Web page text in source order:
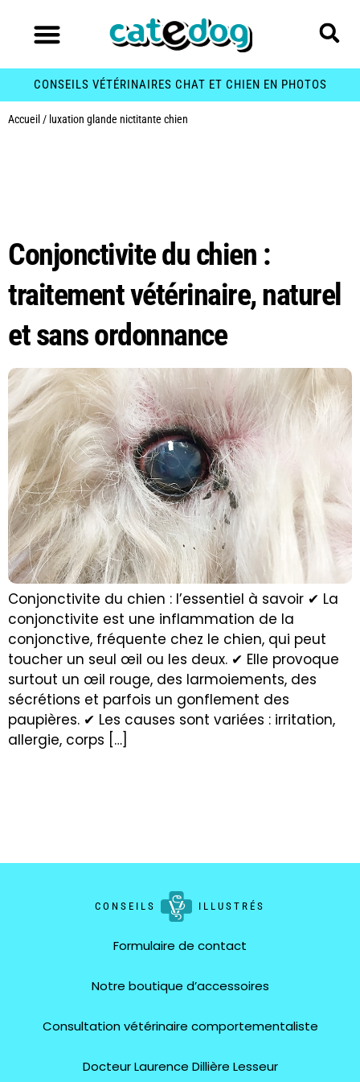
CONSEILS VÉTÉRINAIRES CHAT ET CHIEN EN PHOTOS
Accueil / luxation glande nictitante chien
Conjonctivite du chien :
traitement vétérinaire, naturel
et sans ordonnance
Conjonctivite du chien : l’essentiel à savoir ✔ La
conjonctivite est une inflammation de la
conjonctive, fréquente chez le chien, qui peut
toucher un seul œil ou les deux. ✔ Elle provoque
surtout un œil rouge, des larmoiements, des
sécrétions et parfois un gonflement des
paupières. ✔ Les causes sont variées : irritation,
allergie, corps […]
CONSEILS ILLUSTRÉS
Formulaire de contact
Notre boutique d’accessoires
Consultation vétérinaire comportementaliste
Docteur Laurence Dillière Lesseur